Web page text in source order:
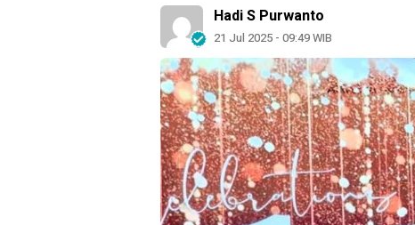
Hadi S Purwanto
21 Jul 2025 - 09:49 WIB